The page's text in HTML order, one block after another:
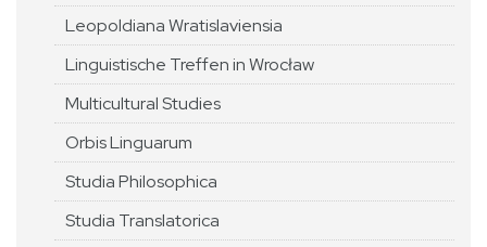
Leopoldiana Wratislaviensia
Linguistische Treffen in Wrocław
Multicultural Studies
Orbis Linguarum
Studia Philosophica
Studia Translatorica